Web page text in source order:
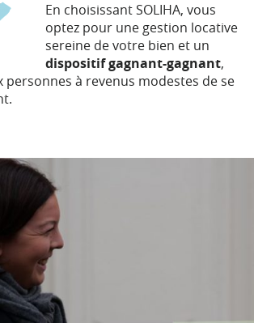
En choisissant SOLIHA, vous
optez pour une gestion locative
sereine de votre bien et un
dispositif gagnant-gagnant,
à revenus modestes de se